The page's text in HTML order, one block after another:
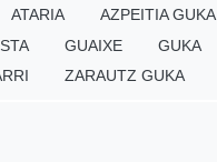
ATARIA AZPEITIA GUKA
GUAIXE GUKA
ZARAUTZ GUKA